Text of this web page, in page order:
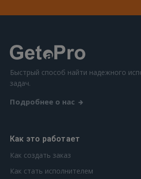
Быстрый способ найти надежного
задач.
Подробнее о нас
Как это работает
Как создать заказ
Как стать исполнителем